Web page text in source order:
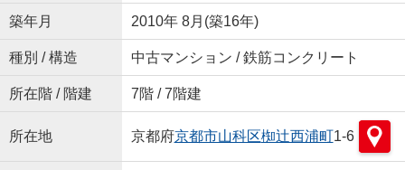
築年月 2010年 8月(築16年)
種別 / 構造 中古マンション / 鉄筋コンクリート
所在階 / 階建 7階 / 7階建
所在地 京都府京都市山科区椥辻西浦町1-6